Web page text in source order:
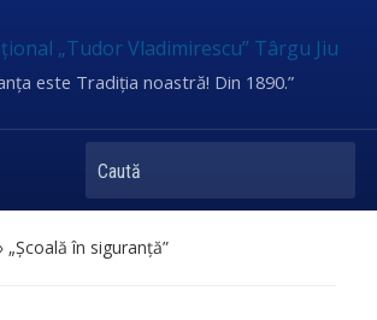
este Tradiția noastră! Din 1890.”
Caută
„Școală în siguranță”